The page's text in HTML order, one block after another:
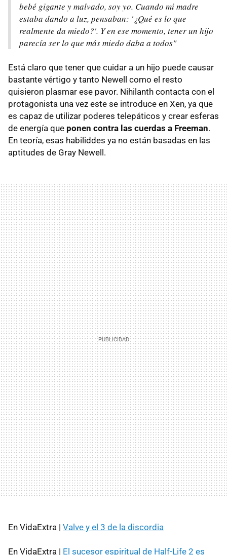
bebé gigante y malvado, soy yo. Cuando mi madre
estaba dando a luz, pensaban: '¿Qué es lo que
realmente da miedo?'. Y en ese momento, tener un hijo
parecía ser lo que más miedo daba a todos"
Está claro que tener que cuidar a un hijo puede causar
bastante vértigo y tanto Newell como el resto
quisieron plasmar ese pavor. Nihilanth contacta con el
protagonista una vez este se introduce en Xen, ya que
es capaz de utilizar poderes telepáticos y crear esferas
de energía que ponen contra las cuerdas a Freeman.
En teoría, esas habiliddes ya no están basadas en las
aptitudes de Gray Newell.
En VidaExtra | Valve y el 3 de la discordia
En VidaExtra | El sucesor espiritual de Half-Life 2 es